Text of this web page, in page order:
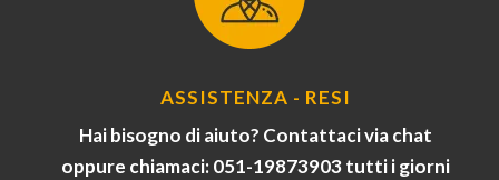
ASSISTENZA - RESI
Hai bisogno di aiuto? Contattaci via chat
oppure chiamaci: 051-19873903 tutti i giorni